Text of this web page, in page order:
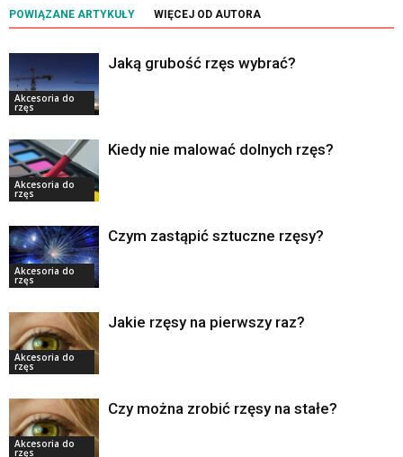
POWIĄZANE ARTYKUŁY WIĘCEJ OD AUTORA
Akcesoria do
rzęs
Jaką grubość rzęs wybrać?
Akcesoria do
rzęs
Kiedy nie malować dolnych rzęs?
Akcesoria do
rzęs
Czym zastąpić sztuczne rzęsy?
Akcesoria do
rzęs
Jakie rzęsy na pierwszy raz?
Akcesoria do
rzęs
Czy można zrobić rzęsy na stałe?